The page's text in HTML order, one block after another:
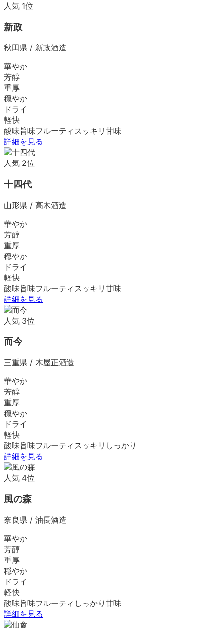
人気 1位
新政
秋田県 / 新政酒造
華やか
芳醇
重厚
穏やか
ドライ
軽快
酸味旨味フルーティ スッキリ 甘味
詳細を見る
人気 2位
十四代
山形県 / 高木酒造
華やか
芳醇
重厚
穏やか
ドライ
軽快
酸味旨味フルーティ スッキリ 甘味
詳細を見る
人気 3位
而今
三重県 / 木屋正酒造
華やか
芳醇
重厚
穏やか
ドライ
軽快
酸味旨味フルーティ スッキリ しっかり
詳細を見る
人気 4位
風の森
奈良県 / 油長酒造
華やか
芳醇
重厚
穏やか
ドライ
軽快
酸味旨味フルーティ しっかり 甘味
詳細を見る